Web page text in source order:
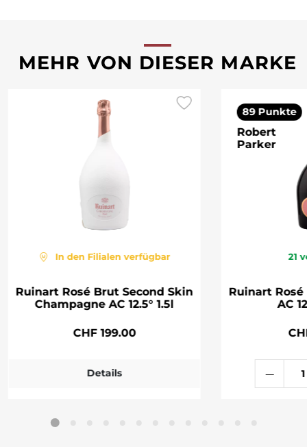
MEHR VON DIESER MARKE
In den Filialen verfügbar
Ruinart Rosé Brut Second Skin
Champagne AC 12.5° 1.5l
CHF 199.00
Details
89 Punkte
Robert
Parker
21
Ruinart
AC